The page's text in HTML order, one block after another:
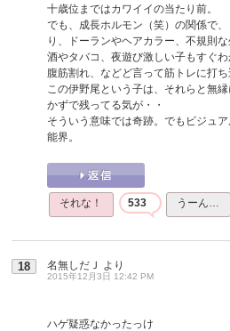
十歳位まではカワイイの当たり前。
でも、成長ホルモン（笑）の関係で
り、ドーランやヘアカラー、不規則
酒やタバコ、夜遊び激しい子もすぐわ
腹筋割れ、などど言って筋トレに打
この伊野尾という子は、それらと無
かずで残ってる気が・・
そういう意味では奇跡。でもビジュ
能界。
それな！ 533 うーん…
18 名無しだＪ より
2015年12月3日 12:42 PM
ハゲ疑惑なかったっけ